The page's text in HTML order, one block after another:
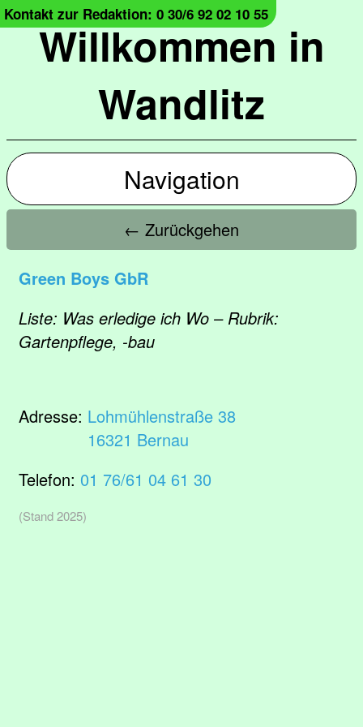
Willkommen in
Wandlitz
Kontakt zur Redaktion: 0 30/6 92 02 10 55
Navigation
← Zurückgehen
Green Boys GbR
Liste: Was erledige ich Wo – Rubrik:
Gartenpflege, -bau
Adresse: Lohmühlenstraße 38
16321 Bernau
Telefon: 01 76/61 04 61 30
(Stand 2025)